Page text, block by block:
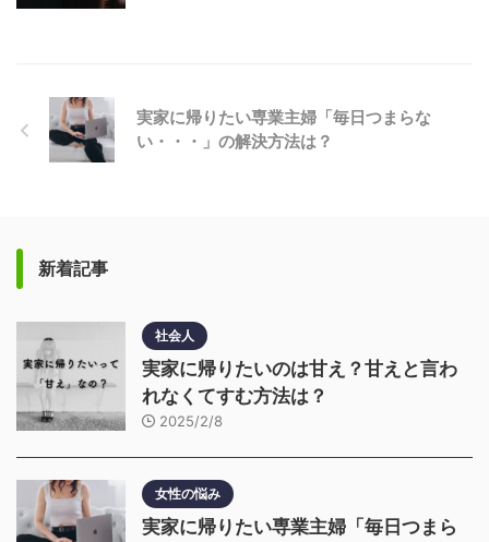
実家に帰りたい専業主婦「毎日つまらな
い・・・」の解決方法は？
新着記事
社会人
実家に帰りたいのは甘え？甘えと言わ
れなくてすむ方法は？
2025/2/8
女性の悩み
実家に帰りたい専業主婦「毎日つまら